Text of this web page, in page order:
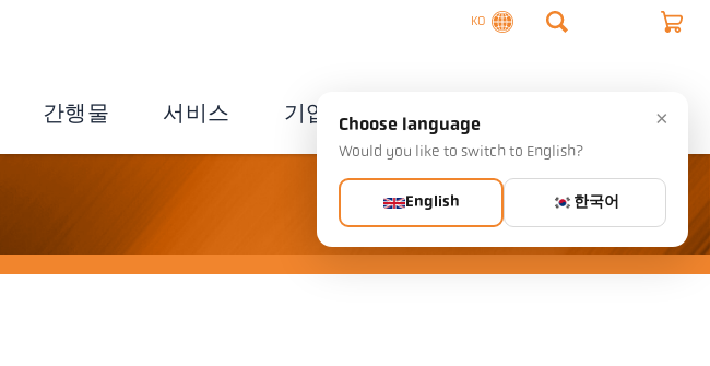
KO
간행물 서비스 기업 ×
Choose language
Would you like to switch to English?
English 한국어